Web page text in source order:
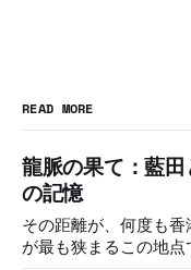
READ MORE
龍脈の果て：藍
の記憶
その距離が、何度も
が最も狭まるこの地